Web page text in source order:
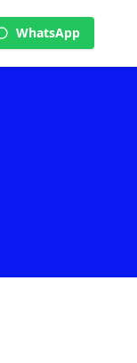
WhatsApp